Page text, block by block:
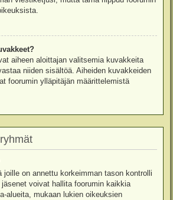
aiheen aloittajan valitsemia kuvakkeita
niiden sisältöä. Aiheiden kuvakkeiden
foorumin ylläpitäjän määrittelemistä
joille on annettu korkeimman tason kontrolli
voivat hallita foorumin kaikkia
alueita, mukaan lukien oikeuksien